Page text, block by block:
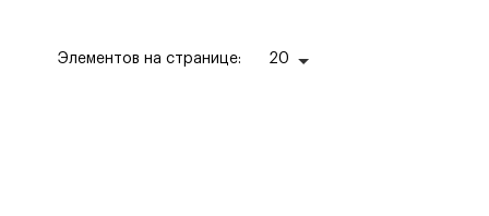
Элементов на странице: 20